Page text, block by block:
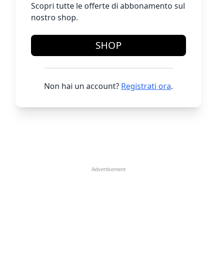
Scopri tutte le offerte di abbonamento sul
nostro shop.
SHOP
Non hai un account? Registrati ora.